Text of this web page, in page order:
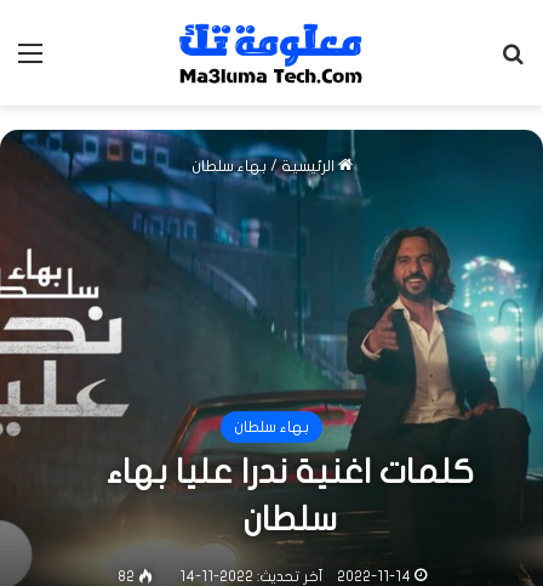
الرئيسية / بهاء سلطان
بهاء سلطان
كلمات اغنية ندرا عليا بهاء
سلطان
2022-11-14 آخر تحديث: 2022-11-14 82